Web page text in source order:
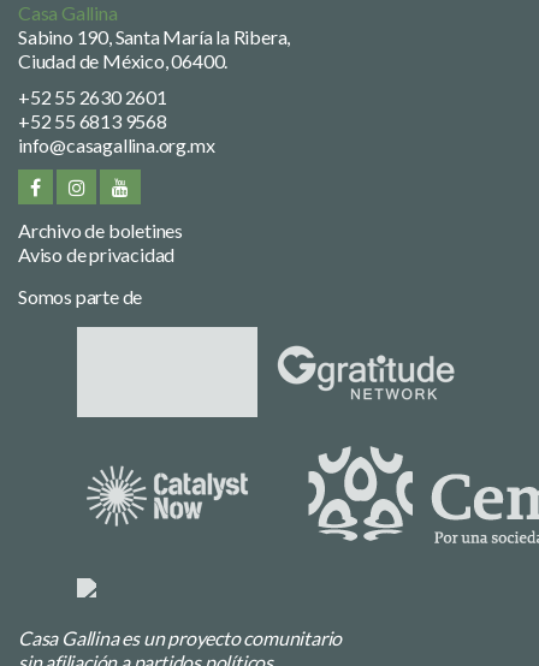
Casa Gallina
Sabino 190, Santa María la Ribera,
Ciudad de México, 06400.
+52 55 2630 2601
+52 55 6813 9568
info@casagallina.org.mx
Archivo de boletines
Aviso de privacidad
Somos parte de
Casa Gallina es un proyecto comunitario